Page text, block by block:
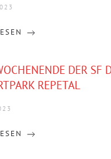
DER SF
REPETAL